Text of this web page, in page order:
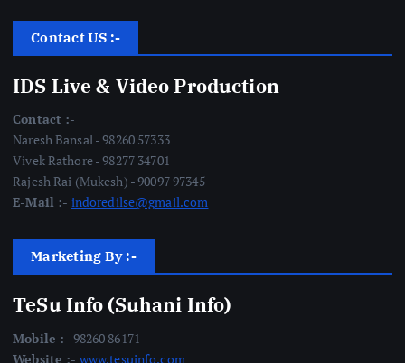
Contact US :-
IDS Live & Video Production
Contact :-
Naresh Bansal - 98260 57333
Vivek Rathore - 98277 34701
Rajesh Rai (Mukesh) - 90097 97345
E-Mail :- indoredilse@gmail.com
Marketing By :-
TeSu Info (Suhani Info)
Mobile :- 98260 86171
Website :- www.tesuinfo.com